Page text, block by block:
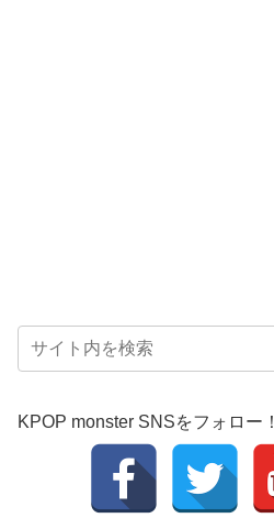
KPOP monster SNSをフォロー！